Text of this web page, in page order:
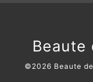
Beaute
©2026 Beaute